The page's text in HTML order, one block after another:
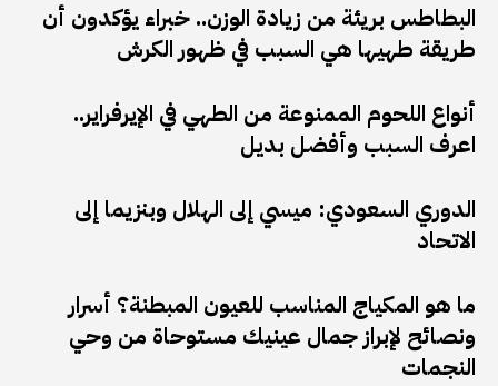
البطاطس بريئة من زيادة الوزن.. خبراء يؤكدون أن
طريقة طهيها هي السبب في ظهور الكرش
أنواع اللحوم الممنوعة من الطهي في الإيرفراير..
اعرف السبب وأفضل بديل
الدوري السعودي: ميسي إلى الهلال وبنزيما إلى
الاتحاد
ما هو المكياج المناسب للعيون المبطنة؟ أسرار
ونصائح لإبراز جمال عينيك مستوحاة من وحي
النجمات